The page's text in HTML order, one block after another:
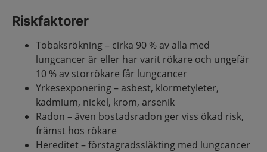
Riskfaktorer
Tobaksrökning – cirka 90 % av alla med
lungcancer är eller har varit rökare och ungefär
10 % av storrökare får lungcancer
Yrkesexponering – asbest, klormetyleter,
kadmium, nickel, krom, arsenik
Radon – även bostadsradon ger viss ökad risk,
främst hos rökare
Hereditet – förstagradssläkting med lungcancer